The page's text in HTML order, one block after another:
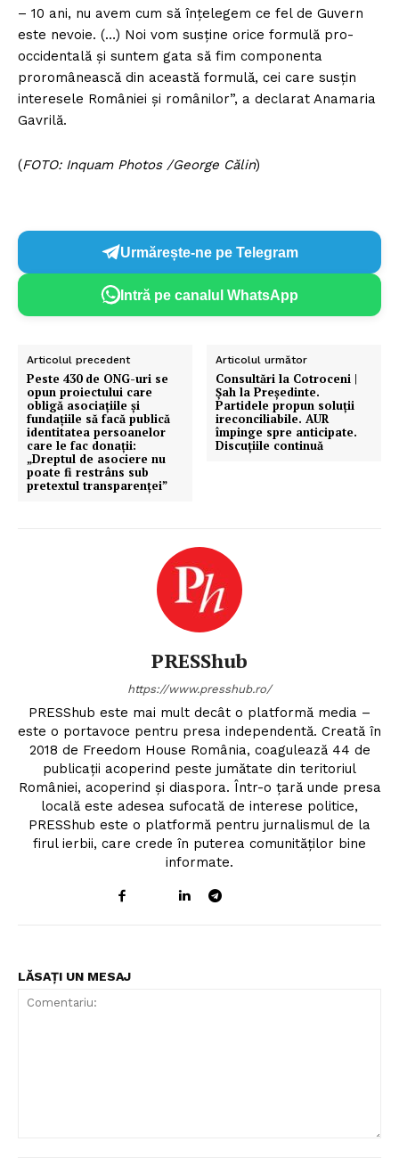
– 10 ani, nu avem cum să înțelegem ce fel de Guvern
este nevoie. (…) Noi vom susține orice formulă pro-
occidentală și suntem gata să fim componenta
proromânească din această formulă, cei care susțin
interesele României și românilor”, a declarat Anamaria
Gavrilă.
(FOTO: Inquam Photos /George Călin)
Urmărește-ne pe Telegram
Intră pe canalul WhatsApp
Articolul precedent
Peste 430 de ONG-uri se
opun proiectului care
obligă asociaţiile şi
fundaţiile să facă publică
identitatea persoanelor
care le fac donaţii:
„Dreptul de asociere nu
poate fi restrâns sub
pretextul transparenței”
Articolul următor
Consultări la Cotroceni |
Șah la Președinte.
Partidele propun soluții
ireconciliabile. AUR
împinge spre anticipate.
Discuțiile continuă
PRESShub
https://www.presshub.ro/
PRESShub este mai mult decât o platformă media –
este o portavoce pentru presa independentă. Creată în
2018 de Freedom House România, coagulează 44 de
publicații acoperind peste jumătate din teritoriul
României, acoperind și diaspora. Într-o țară unde presa
locală este adesea sufocată de interese politice,
PRESShub este o platformă pentru jurnalismul de la
firul ierbii, care crede în puterea comunităților bine
informate.
LĂSAȚI UN MESAJ